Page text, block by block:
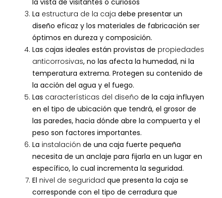
la vista de visitantes o curiosos
La estructura de la caja debe presentar un
diseño eficaz y los materiales de fabricación ser
óptimos en dureza y composición.
Las cajas ideales están provistas de propiedades
anticorrosivas, no las afecta la humedad, ni la
temperatura extrema. Protegen su contenido de
la acción del agua y el fuego.
Las características del diseño de la caja influyen
en el tipo de ubicación que tendrá, el grosor de
las paredes, hacia dónde abre la compuerta y el
peso son factores importantes.
La instalación de una caja fuerte pequeña
necesita de un anclaje para fijarla en un lugar en
específico, lo cual incrementa la seguridad.
El nivel de seguridad que presenta la caja se
corresponde con el tipo de cerradura que